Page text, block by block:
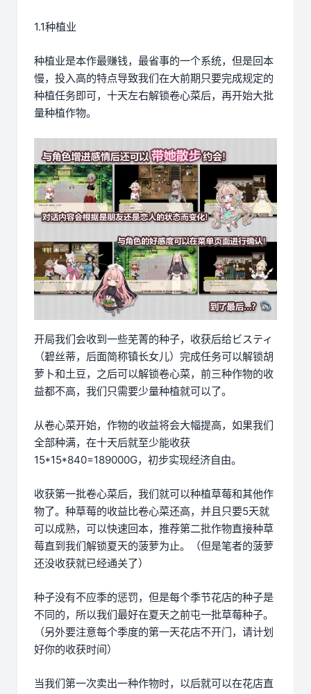
1.1种植业
种植业是本作最赚钱，最省事的一个系统，但是回本
慢，投入高的特点导致我们在大前期只要完成规定的
种植任务即可，十天左右解锁卷心菜后，再开始大批
量种植作物。
开局我们会收到一些芜菁的种子，收获后给ビスティ
（碧丝蒂，后面简称镇长女儿）完成任务可以解锁胡
萝卜和土豆，之后可以解锁卷心菜，前三种作物的收
益都不高，我们只需要少量种植就可以了。
从卷心菜开始，作物的收益将会大幅提高，如果我们
全部种满，在十天后就至少能收获
15*15*840=189000G，初步实现经济自由。
收获第一批卷心菜后，我们就可以种植草莓和其他作
物了。种草莓的收益比卷心菜还高，并且只要5天就
可以成熟，可以快速回本，推荐第二批作物直接种草
莓直到我们解锁夏天的菠萝为止。（但是笔者的菠萝
还没收获就已经通关了）
种子没有不应季的惩罚，但是每个季节花店的种子是
不同的，所以我们最好在夏天之前屯一批草莓种子。
（另外要注意每个季度的第一天花店不开门，请计划
好你的收获时间）
当我们第一次卖出一种作物时，以后就可以在花店直